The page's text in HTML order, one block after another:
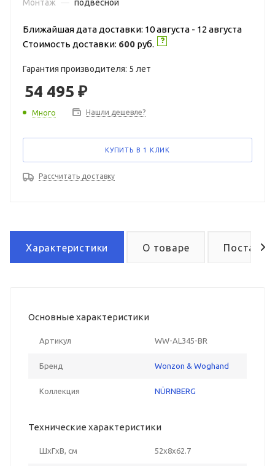
Монтаж
подвесной
Ближайшая дата доставки: 10 августа - 12 августа
Стоимость доставки: 600 руб.
Гарантия производителя: 5 лет
54 495 ₽
Много Нашли дешевле?
КУПИТЬ В 1 КЛИК
Рассчитать доставку
Характеристики О товаре Поставка
Основные характеристики
Артикул WW-AL345-BR
Бренд Wonzon & Woghand
Коллекция NÜRNBERG
Технические характеристики
ШxГxВ, см 52x8x62.7